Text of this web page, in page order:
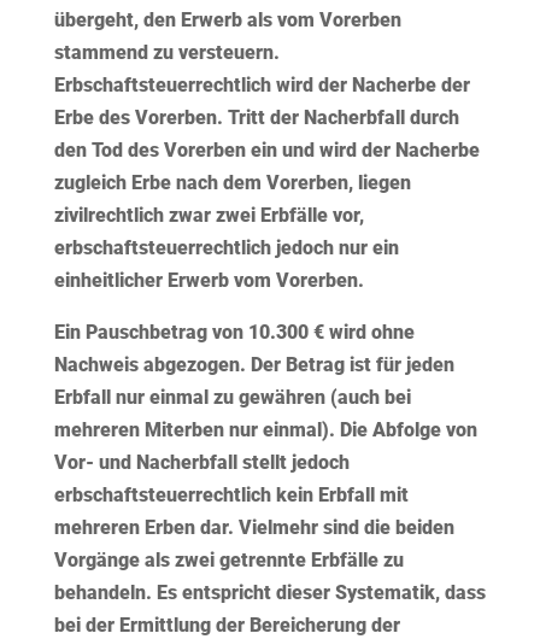
übergeht, den Erwerb als vom Vorerben
stammend zu versteuern.
Erbschaftsteuerrechtlich wird der Nacherbe der
Erbe des Vorerben. Tritt der Nacherbfall durch
den Tod des Vorerben ein und wird der Nacherbe
zugleich Erbe nach dem Vorerben, liegen
zivilrechtlich zwar zwei Erbfälle vor,
erbschaftsteuerrechtlich jedoch nur ein
einheitlicher Erwerb vom Vorerben.
Ein Pauschbetrag von 10.300 € wird ohne
Nachweis abgezogen. Der Betrag ist für jeden
Erbfall nur einmal zu gewähren (auch bei
mehreren Miterben nur einmal). Die Abfolge von
Vor- und Nacherbfall stellt jedoch
erbschaftsteuerrechtlich kein Erbfall mit
mehreren Erben dar. Vielmehr sind die beiden
Vorgänge als zwei getrennte Erbfälle zu
behandeln. Es entspricht dieser Systematik, dass
bei der Ermittlung der Bereicherung der